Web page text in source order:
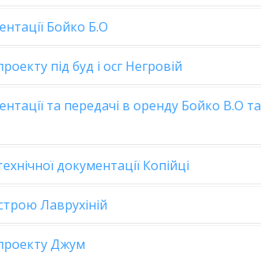
Бойко Б.О
під буд і осг Негровій
та передачі в оренду Бойко В.О та
документації Копійці
Лаврухіній
Джум